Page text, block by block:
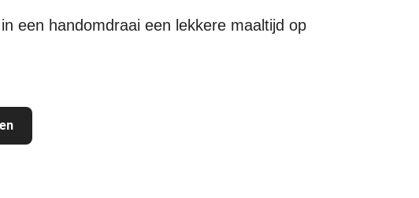
een handomdraai een lekkere maaltijd op